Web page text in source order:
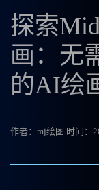
探索
画：无
的AI绘
作者：mj绘图 时间：